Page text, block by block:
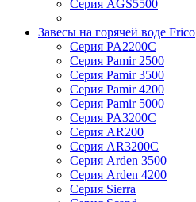
Серия AGS5500
Завесы на горячей воде Frico
Серия PA2200C
Серия Pamir 2500
Серия Pamir 3500
Серия Pamir 4200
Серия Pamir 5000
Серия PA3200C
Серия AR200
Серия AR3200C
Серия Arden 3500
Серия Arden 4200
Серия Sierra